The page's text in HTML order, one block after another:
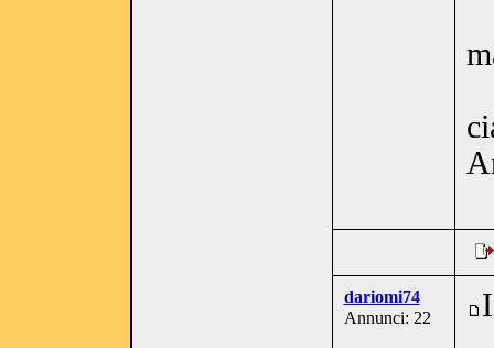
dariomi74
Annunci: 22